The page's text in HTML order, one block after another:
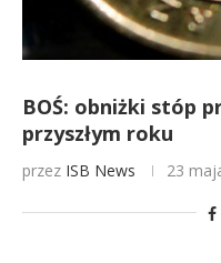
BOŚ: obniżki stóp
przyszłym roku
przez ISB News 23